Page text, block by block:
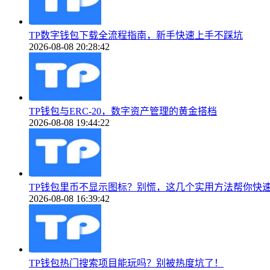
TP数字钱包下载全流程指南，新手快速上手不踩坑
2026-08-08 20:28:42
TP钱包与ERC-20，数字资产管理的黄金搭档
2026-08-08 19:44:22
TP钱包里币不显示图标？别慌，这几个实用方法帮你快
2026-08-08 16:39:42
TP钱包热门搜索项目能玩吗？别被热度坑了！